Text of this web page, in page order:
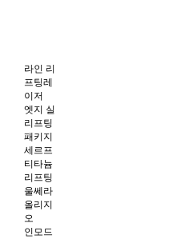
라인 리
프팅레
이저
엣지 실
리프팅
패키지
세르프
티타늄
리프팅
울쎄라
올리지
오
인모드